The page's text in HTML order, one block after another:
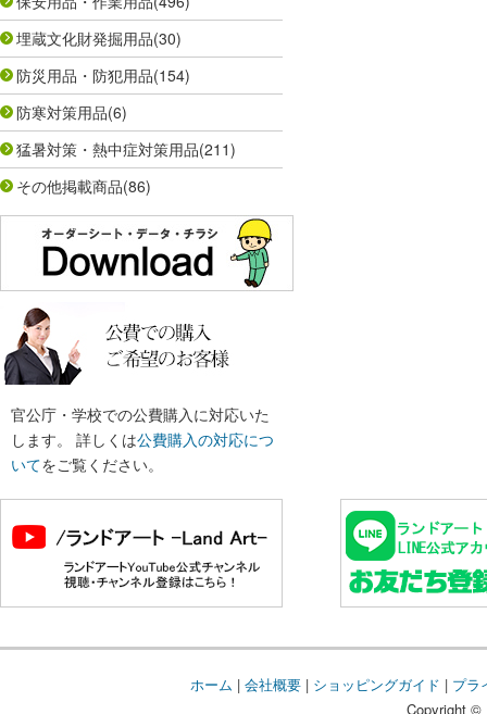
埋蔵文化財発掘用品(30)
防災用品・防犯用品(154)
防寒対策用品(6)
猛暑対策・熱中症対策用品(211)
その他掲載商品(86)
官公庁・学校での公費購入に対応いた
します。 詳しくは公費購入の対応につ
いてをご覧ください。
ホーム | 会社概要| ショッピングガイド | プラ
Copyright ©